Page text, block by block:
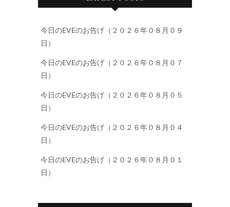
今日のEVEのお告げ（２０２６年０８月０９
日）
今日のEVEのお告げ（２０２６年０８月０７
日）
今日のEVEのお告げ（２０２６年０８月０５
日）
今日のEVEのお告げ（２０２６年０８月０４
日）
今日のEVEのお告げ（２０２６年０８月０１
日）